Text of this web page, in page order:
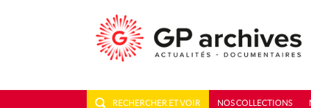
RECHERCHER ET VOIR NOS COLLECTIONS